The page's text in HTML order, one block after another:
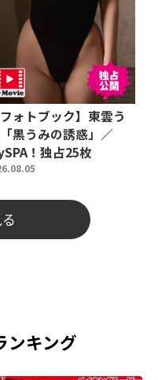
フォトブック】東雲う
黒うみの誘惑」／
！独占25枚
ンキング